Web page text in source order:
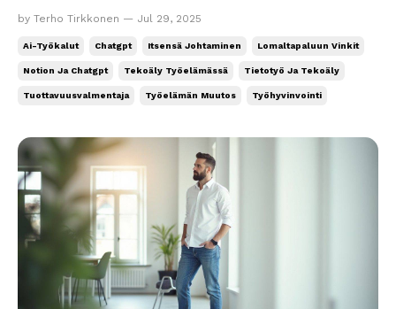
inspiroivaa, eikä se taida olla kaikille muillekaan.
ensimmäisen viikon kuluneen lähinnä töitä ihm...
by Terho Tirkkonen — Jul 29, 2025
Ai-Työkalut Chatgpt Itsensä Johtaminen Lomaltapaluun Vinkit
Notion Ja Chatgpt Tekoäly Työelämässä Tietotyö Ja Tekoäly
Tuottavuusvalmentaja Työelämän Muutos Työhyvinvointi